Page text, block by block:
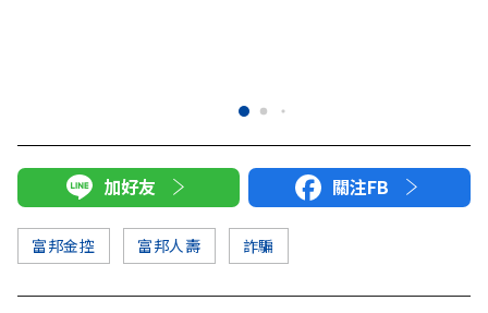
加好友 關注FB
富邦金控 富邦人壽 詐騙